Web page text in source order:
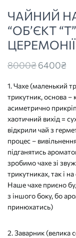
ЧАЙНИЙ
“ОБ’ЄКТ
8000₴Original
was:
8000₴
6400₴
is:
1. Чахе (маленький
трикутник, основа –
асиметрично
хаотичний вихід =
відкрили чай з
процес –
підганятись
зробимо чахе зі
трикутниках, так і
Наше чахе приєно
з іншого боку, бо
принюхатись)
2. Заварник (велика